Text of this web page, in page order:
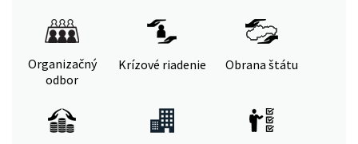
Organizačný
odbor
Krízové riadenie Obrana štátu